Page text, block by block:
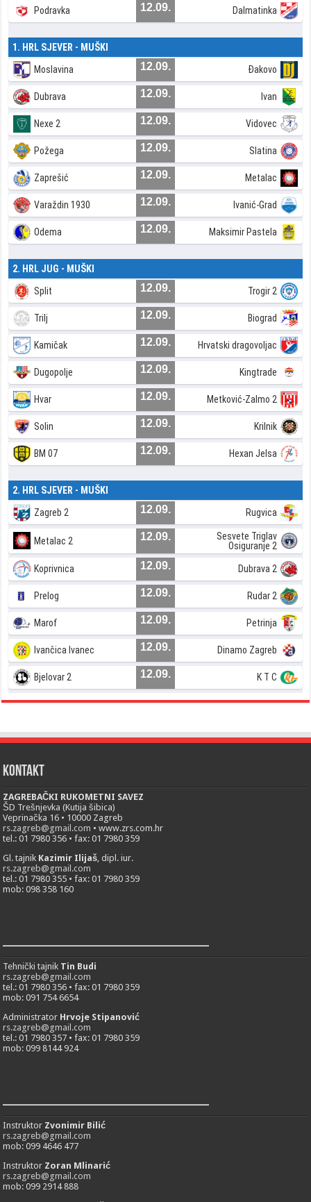
Podravka 12.09. Dalmatinka
1. HRL SJEVER - MUŠKI
Moslavina 12.09. Đakovo
Dubrava 12.09. Ivan
Nexe 2 12.09. Vidovec
Požega 12.09. Slatina
Zaprešić 12.09. Metalac
Varaždin 1930 12.09. Ivanić-Grad
Odema 12.09. Maksimir Pastela
2. HRL JUG - MUŠKI
Split 12.09. Trogir 2
Trilj 12.09. Biograd
Kamičak 12.09. Hrvatski dragovoljac
Dugopolje 12.09. Kingtrade
Hvar 12.09. Metković-Zalmo 2
Solin 12.09. Krilnik
BM 07 12.09. Hexan Jelsa
2. HRL SJEVER - MUŠKI
Zagreb 2 12.09. Rugvica
Metalac 2 12.09.
Sesvete Triglav
Osiguranje 2
Koprivnica 12.09. Dubrava 2
Prelog 12.09. Rudar 2
Marof 12.09. Petrinja
Ivančica Ivanec 12.09. Dinamo Zagreb
Bjelovar 2 12.09. K T C
Kontakt
ZAGREBAČKI RUKOMETNI SAVEZ
ŠD Trešnjevka (Kutija šibica)
Veprinačka 16 • 10000 Zagreb
rs.zagreb@gmail.com • www.zrs.com.hr
tel.: 01 7980 356 • fax: 01 7980 359
Gl. tajnik Kazimir Ilijaš , dipl. iur.
rs.zagreb@gmail.com
tel.: 01 7980 355 • fax: 01 7980 359
mob: 098 358 160
___________________________
Tehnički tajnik Tin Budi
rs.zagreb@gmail.com
tel.: 01 7980 356 • fax: 01 7980 359
mob: 091 754 6654
Administrator Hrvoje Stipanović
rs.zagreb@gmail.com
tel.: 01 7980 357 • fax: 01 7980 359
mob: 099 8144 924
___________________________
Instruktor Zvonimir Bilić
rs.zagreb@gmail.com
mob: 099 4646 477
Instruktor Zoran Mlinarić
rs.zagreb@gmail.com
mob: 099 2914 888